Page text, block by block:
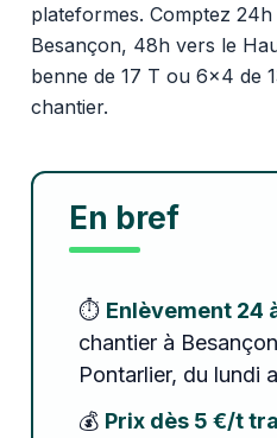
plateformes. Comptez
Besançon, 48h vers le
benne de 17 T ou 6x4 de
chantier.
En bref
⏱️ Enlèvement 24
chantier à
Pontarlier, du lundi
💰 Prix dès 5 €/t